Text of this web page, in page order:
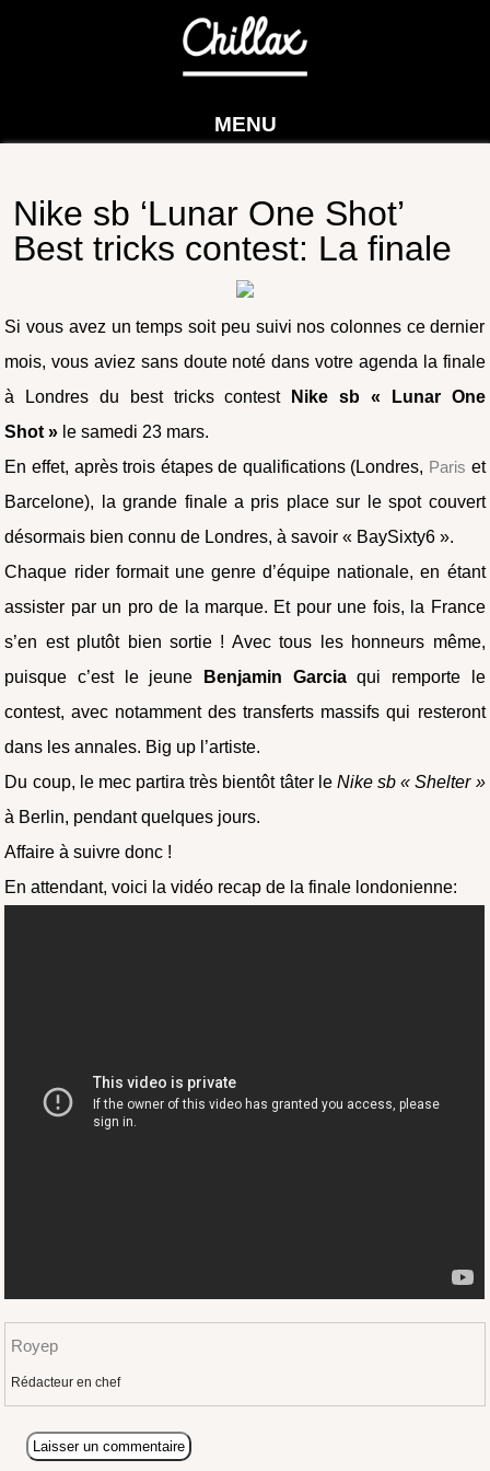
MENU
Nike sb ‘Lunar One Shot’
Best tricks contest: La finale
Si vous avez un temps soit peu suivi nos colonnes ce dernier
mois, vous aviez sans doute noté dans votre agenda la finale
à Londres du best tricks contest
Nike sb « Lunar One
Shot » le samedi 23 mars.
En effet, après trois étapes de qualifications (Londres, Paris et
Barcelone), la grande finale a pris place sur le spot couvert
désormais bien connu de Londres, à savoir « BaySixty6 ».
Chaque rider formait une genre d’équipe nationale, en étant
assister par un pro de la marque. Et pour une fois, la France
s’en est plutôt bien sortie ! Avec tous les honneurs même,
puisque c’est le jeune
Benjamin Garciaqui remporte le
contest, avec notamment des transferts massifs qui resteront
dans les annales. Big up l’artiste.
Du coup, le mec partira très bientôt tâter le Nike sb « Shelter »
à Berlin, pendant quelques jours.
Affaire à suivre donc !
En attendant, voici la vidéo recap de la finale londonienne:
Royep
Rédacteur en chef